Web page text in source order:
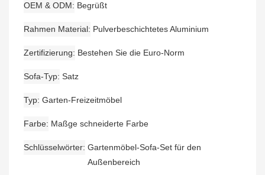
OEM & ODM Begrüßt
Rahmen Material Pulverbeschichtetes Aluminium
Zertifizierung Bestehen Sie die Euro-Norm
Sofa-Typ Satz
Typ Garten-Freizeitmöbel
Farbe Maßge schneiderte Farbe
Schlüsselwörter Gartenmöbel-Sofa-Set für den
Außenbereich